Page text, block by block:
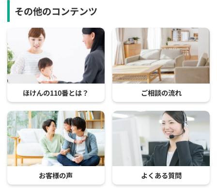
その他のコンテンツ
ほけんの110番とは？ ご相談の流れ
お客様の声 よくある質問